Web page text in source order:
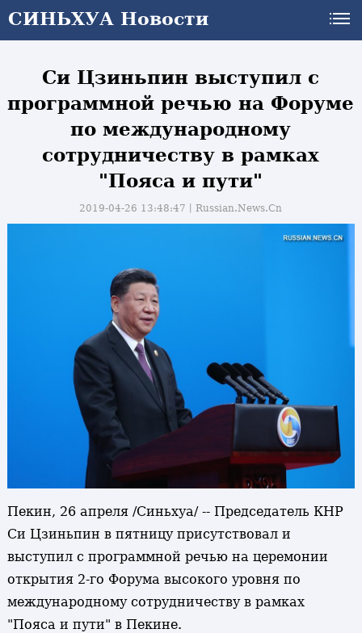
СИНЬХУА Новости
Си Цзиньпин выступил с
программной речью на Форуме
по международному
сотрудничеству в рамках
"Пояса и пути"
2019-04-26 13:48:47丨Russian.News.Cn
Пекин, 26 апреля /Синьхуа/ -- Председатель КНР
Си Цзиньпин в пятницу присутствовал и
выступил с программной речью на церемонии
открытия 2-го Форума высокого уровня по
международному сотрудничеству в рамках
"Пояса и пути" в Пекине.